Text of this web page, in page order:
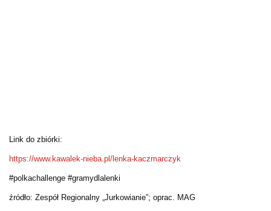
Link do zbiórki:
https://www.kawalek-nieba.pl/lenka-kaczmarczyk
#polkachallenge #gramydlalenki
źródło: Zespół Regionalny „Jurkowianie”; oprac. MAG